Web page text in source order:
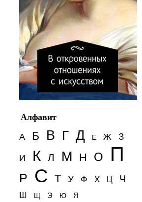
Алфавит
А
Б В Г Д Е Ж З
И К Л М Н О П
Р С Т У Ф Х Ц Ч
Ш Щ Э Ю Я